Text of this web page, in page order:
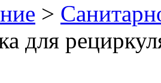
>
для